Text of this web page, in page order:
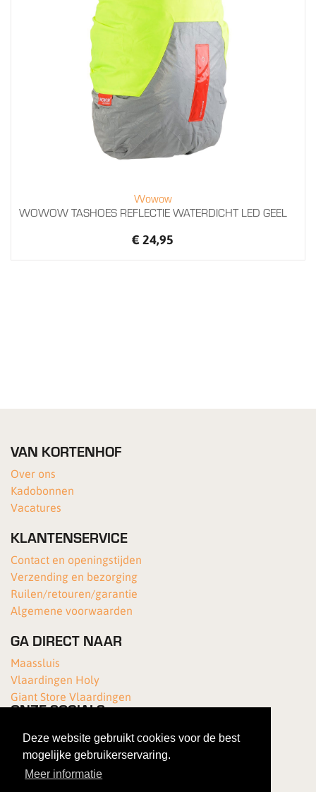
Deze website gebruikt cookies voor de best
mogelijke gebruikerservaring.
Meer informatie
Wowow
WOWOW TASHOES REFLECTIE WATERDICHT LED GEEL
€ 24,95
VAN KORTENHOF
Over ons
Kadobonnen
Vacatures
KLANTENSERVICE
Contact en openingstijden
Verzending en bezorging
Ruilen/retouren/garantie
Algemene voorwaarden
GA DIRECT NAAR
Maassluis
Vlaardingen Holy
Giant Store Vlaardingen
ONZE SOCIALS